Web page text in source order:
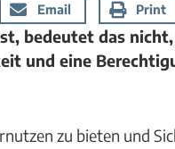
Email Print
bedeutet das
und eine
zu bieten und